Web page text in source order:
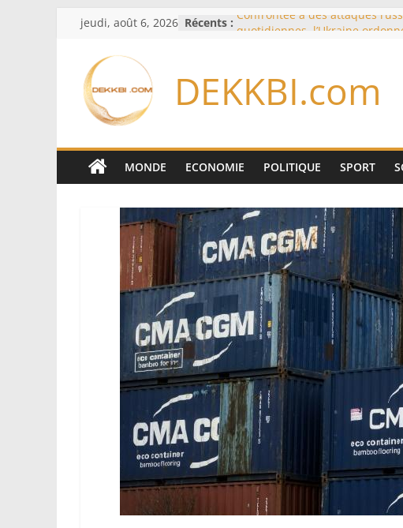
Passer
contenu
jeudi, août 6, 2026 Récents : Confrontée à des attaques
Laribi relance la coopération
policière contre le narcotrafic
l’armée alors que Paul Biya est
du pays
Drone explosif à Leipzig: une
«des puissances étrangères»,
Berlin
« Des erreurs ont été commises
DEKKBI.com
MONDE ECONOMIE POLITIQUE SPORT